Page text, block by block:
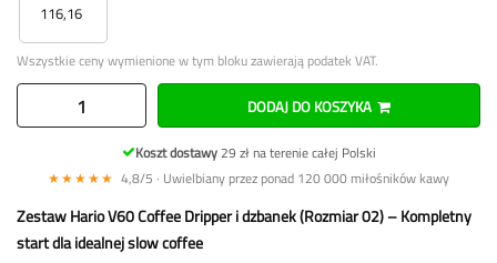
116,16
Wszystkie ceny wymienione w tym bloku zawierają podatek VAT.
DODAJ DO KOSZYKA
Koszt dostawy29 zł na terenie całej Polski
★★★★★ 4,8/5 · Uwielbiany przez ponad 120 000 miłośników kawy
Zestaw Hario V60 Coffee Dripper i dzbanek (Rozmiar 02) – Kompletny
start dla idealnej slow coffee